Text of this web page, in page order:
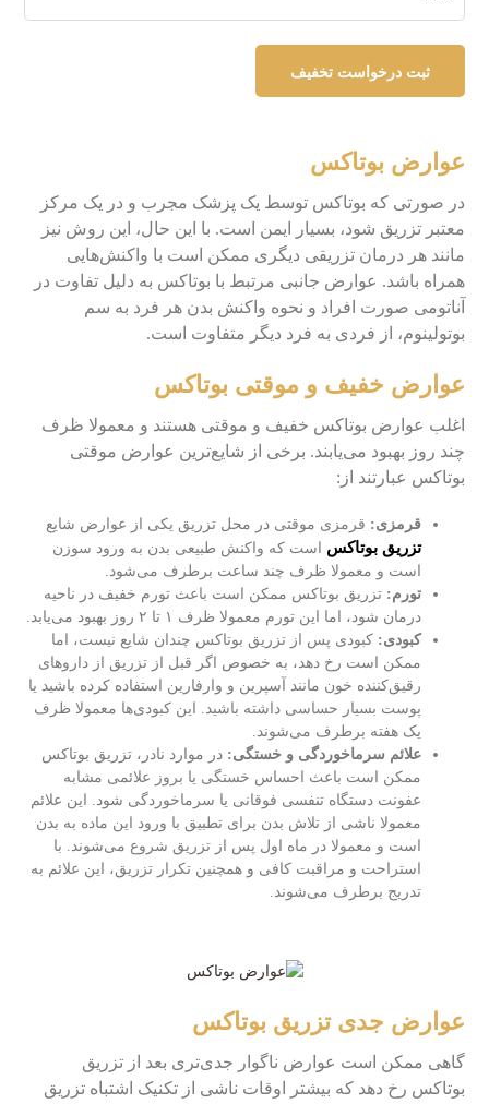
عوارض بوتاکس
در صورتی که بوتاکس توسط یک پزشک مجرب و در یک مرکز
معتبر تزریق شود، بسیار ایمن است. با این حال، این روش نیز
مانند هر درمان تزریقی دیگری ممکن است با واکنش‌هایی
همراه باشد. عوارض جانبی مرتبط با بوتاکس به دلیل تفاوت در
آناتومی صورت افراد و نحوه واکنش بدن هر فرد به سم
بوتولینوم، از فردی به فرد دیگر متفاوت است.
عوارض خفیف و موقتی بوتاکس
اغلب عوارض بوتاکس خفیف و موقتی هستند و معمولا ظرف
چند روز بهبود می‌یابند. برخی از شایع‌ترین عوارض موقتی
بوتاکس عبارتند از:
قرمزی: قرمزی موقتی در محل تزریق یکی از عوارض شایع
تزریق بوتاکس است که واکنش طبیعی بدن به ورود سوزن
است و معمولا ظرف چند ساعت برطرف می‌شود.
تورم: تزریق بوتاکس ممکن است باعث تورم خفیف در ناحیه
درمان شود، اما این تورم معمولا ظرف ۱ تا ۲ روز بهبود می‌یابد.
کبودی: کبودی پس از تزریق بوتاکس چندان شایع نیست، اما
ممکن است رخ دهد، به خصوص اگر قبل از تزریق از داروهای
رقیق‌کننده خون مانند آسپرین و وارفارین استفاده کرده باشید یا
پوست بسیار حساسی داشته باشید. این کبودی‌ها معمولا ظرف
یک هفته برطرف می‌شوند.
علائم سرماخوردگی و خستگی: در موارد نادر، تزریق بوتاکس
ممکن است باعث احساس خستگی یا بروز علائمی مشابه
عفونت دستگاه تنفسی فوقانی یا سرماخوردگی شود. این علائم
معمولا ناشی از تلاش بدن برای تطبیق با ورود این ماده به بدن
است و معمولا در ماه اول پس از تزریق شروع می‌شوند. با
استراحت و مراقبت کافی و همچنین تکرار تزریق، این علائم به
تدریج برطرف می‌شوند.
عوارض جدی تزریق بوتاکس
گاهی ممکن است عوارض ناگوار جدی‌تری بعد از تزریق
بوتاکس رخ دهد که بیشتر اوقات ناشی از تکنیک اشتباه تزریق